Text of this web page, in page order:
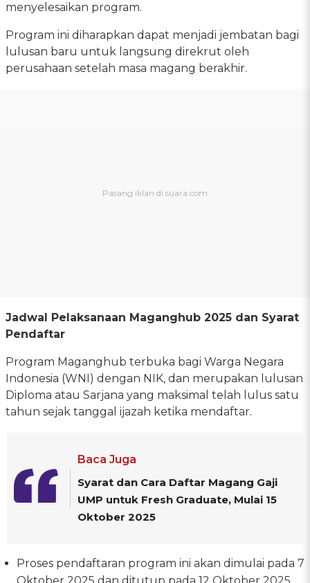
menyelesaikan program.
Program ini diharapkan dapat menjadi jembatan bagi
lulusan baru untuk langsung direkrut oleh
perusahaan setelah masa magang berakhir.
Jadwal Pelaksanaan Maganghub 2025 dan Syarat
Pendaftar
Program Maganghub terbuka bagi Warga Negara
Indonesia (WNI) dengan NIK, dan merupakan lulusan
Diploma atau Sarjana yang maksimal telah lulus satu
tahun sejak tanggal ijazah ketika mendaftar.
Baca Juga
Syarat dan Cara Daftar Magang Gaji
UMP untuk Fresh Graduate, Mulai 15
Oktober 2025
Proses pendaftaran program ini akan dimulai pada 7